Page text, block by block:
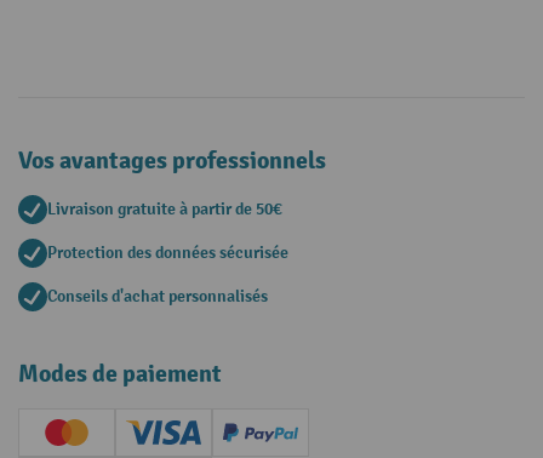
Vos avantages professionnels
Livraison gratuite à partir de 50€
Protection des données sécurisée
Conseils d'achat personnalisés
Modes de paiement
Creditcard (Master)Creditcard (Visa)
PayPal